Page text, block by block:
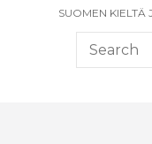
SUOMEN KIELTÄ